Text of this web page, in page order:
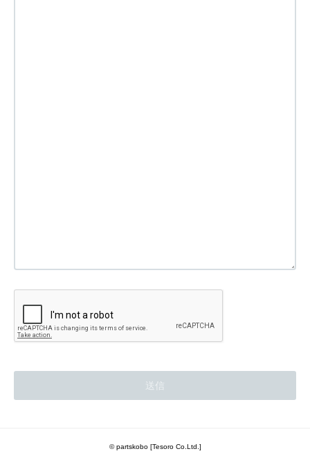
© partskobo [Tesoro Co.Ltd.]